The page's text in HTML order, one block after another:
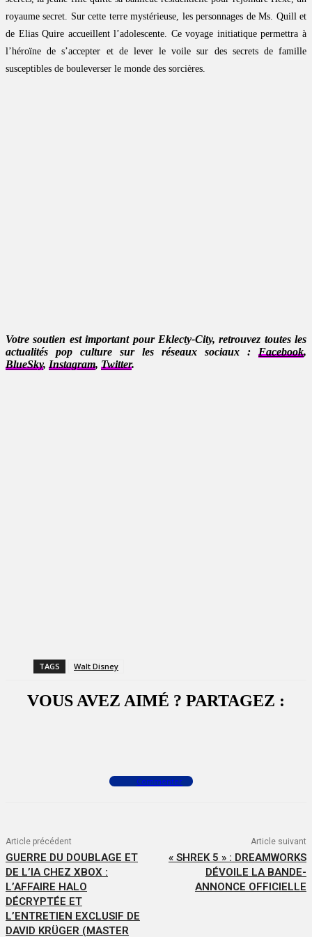
royaume secret. Sur cette terre mystérieuse, les personnages de Ms. Quill et
de Elias Quire accueillent l’adolescente. Ce voyage initiatique permettra à
l’héroïne de s’accepter et de lever le voile sur des secrets de famille
susceptibles de bouleverser le monde des sorcières.
Votre soutien est important pour Eklecty-City, retrouvez toutes les
actualités pop culture sur les réseaux sociaux : Facebook,
BlueSky, Instagram, Twitter.
TAGS Walt Disney
VOUS AVEZ AIMÉ ? PARTAGEZ :
Commenter
Article précédent
GUERRE DU DOUBLAGE ET
DE L’IA CHEZ XBOX :
L’AFFAIRE HALO
DÉCRYPTÉE ET
L’ENTRETIEN EXCLUSIF DE
DAVID KRÜGER (MASTER
Article suivant
« SHREK 5 » : DREAMWORKS
DÉVOILE LA BANDE-
ANNONCE OFFICIELLE